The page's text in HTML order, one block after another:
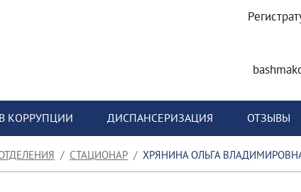
КОРРУПЦИИ ДИСПАНСЕРИЗАЦИЯ ОТЗЫВЫ
СТАЦИОНАР ХРЯНИНА ОЛЬГА